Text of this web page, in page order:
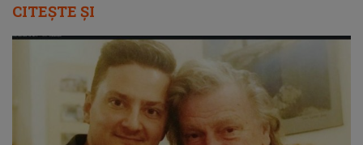
CITEȘTE ȘI